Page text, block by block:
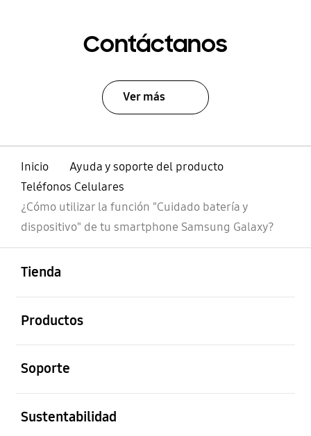
Contáctanos
Ver más
Inicio
Ayuda y soporte del producto
Teléfonos Celulares
¿Cómo utilizar la función "Cuidado batería y
dispositivo" de tu smartphone Samsung Galaxy?
Tienda
Productos
Soporte
Sustentabilidad